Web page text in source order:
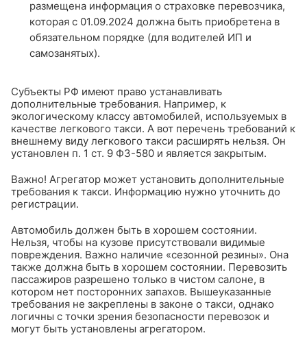
размещена информация о страховке перевозчика,
которая с 01.09.2024 должна быть приобретена в
обязательном порядке (для водителей ИП и
самозанятых).
Субъекты РФ имеют право устанавливать
дополнительные требования. Например, к
экологическому классу автомобилей, используемых в
качестве легкового такси. А вот перечень требований к
внешнему виду легкового такси расширять нельзя. Он
установлен п. 1 ст. 9 ФЗ-580 и является закрытым.
Важно! Агрегатор может установить дополнительные
требования к такси. Информацию нужно уточнить до
регистрации.
Автомобиль должен быть в хорошем состоянии.
Нельзя, чтобы на кузове присутствовали видимые
повреждения. Важно наличие «сезонной резины». Она
также должна быть в хорошем состоянии. Перевозить
пассажиров разрешено только в чистом салоне, в
котором нет посторонних запахов. Вышеуказанные
требования не закреплены в законе о такси, однако
логичны с точки зрения безопасности перевозок и
могут быть установлены агрегатором.